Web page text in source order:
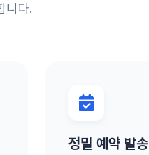
니다.
정밀 예약 발송